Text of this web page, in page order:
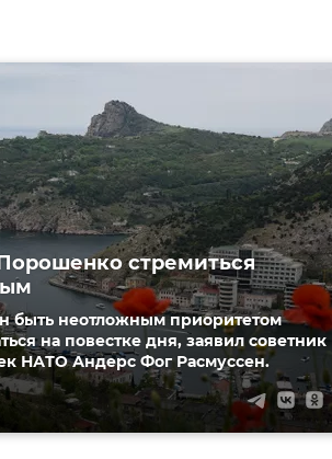
стремиться
быть неотложным приоритетом
на повестке дня, заявил советник
НАТО Андерс Фог Расмуссен.